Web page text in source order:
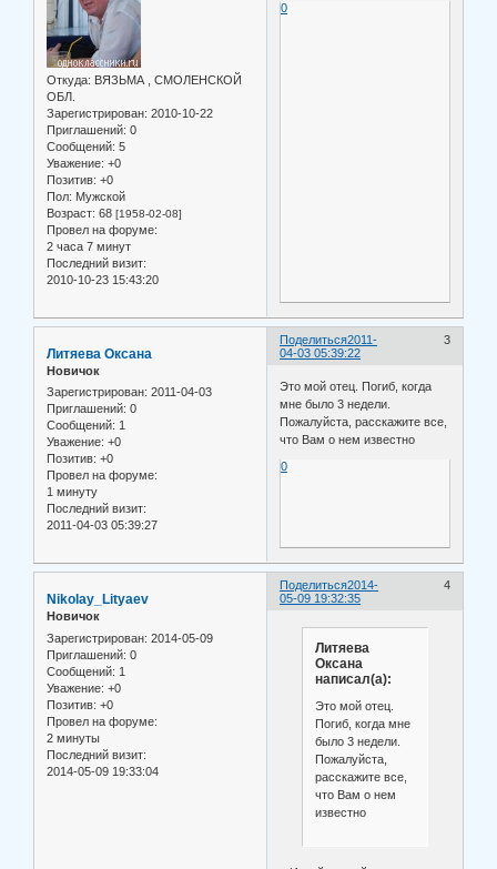
Откуда: ВЯЗЬМА , СМОЛЕНСКОЙ
ОБЛ.
Зарегистрирован: 2010-10-22
Приглашений: 0
Сообщений: 5
Уважение: +0
Позитив: +0
Пол: Мужской
Возраст: 68 [1958-02-08]
Провел на форуме:
2 часа 7 минут
Последний визит:
2010-10-23 15:43:20
0
Поделиться 3
2011-
04-03 05:39:22
Литяева Оксана
Новичок
Зарегистрирован: 2011-04-03
Приглашений: 0
Сообщений: 1
Уважение: +0
Позитив: +0
Провел на форуме:
1 минуту
Последний визит:
2011-04-03 05:39:27
Это мой отец. Погиб, когда
мне было 3 недели.
Пожалуйста, расскажите все,
что Вам о нем известно
0
Поделиться 4
2014-
05-09 19:32:35
Nikolay_Lityaev
Новичок
Зарегистрирован: 2014-05-09
Приглашений: 0
Сообщений: 1
Уважение: +0
Позитив: +0
Провел на форуме:
2 минуты
Последний визит:
2014-05-09 19:33:04
Литяева
Оксана
написал(а):
Это мой отец.
Погиб, когда мне
было 3 недели.
Пожалуйста,
расскажите все,
что Вам о нем
известно